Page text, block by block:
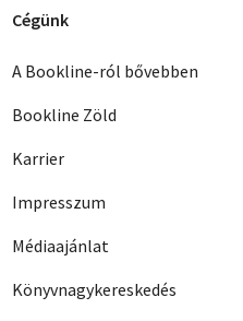
Cégünk
A Bookline-ról bővebben
Bookline Zöld
Karrier
Impresszum
Médiaajánlat
Könyvnagykereskedés